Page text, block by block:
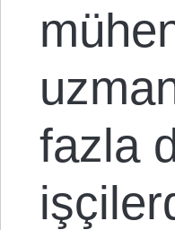
fazla